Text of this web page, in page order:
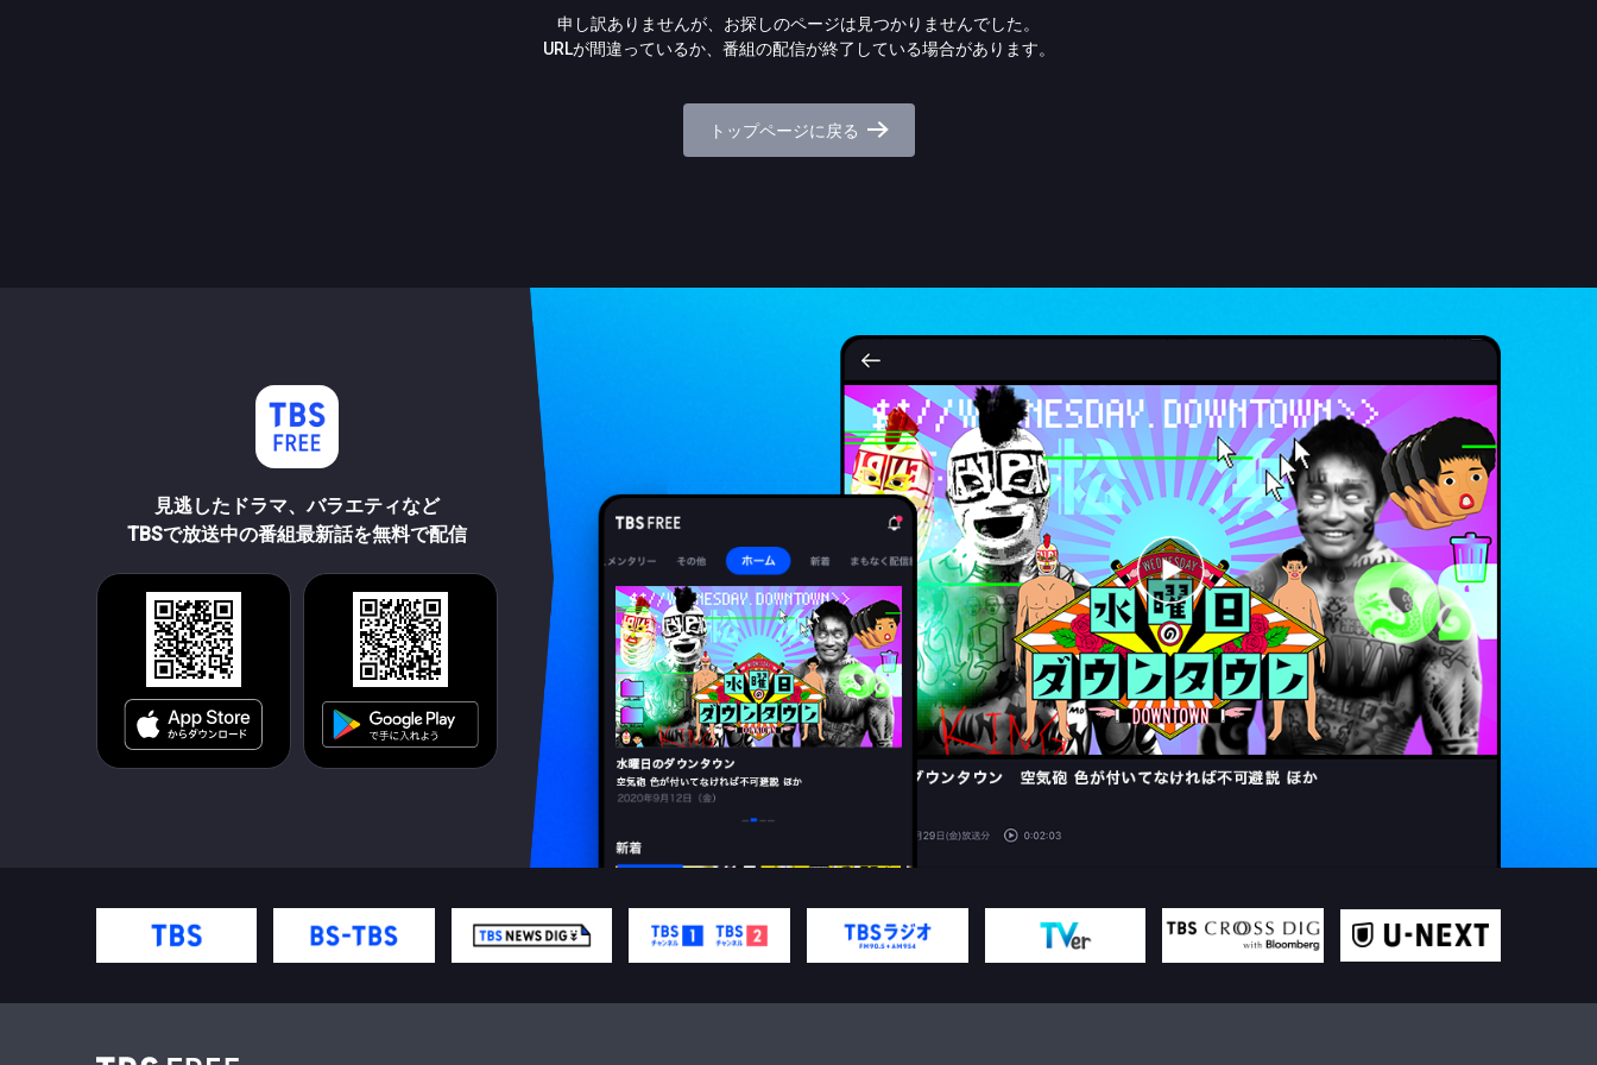
申し訳ありませんが、お探しのページは見つかりませんでした。
URLが間違っているか、番組の配信が終了している場合があります。
トップページに戻る
見逃したドラマ、バラエティなど
TBSで放送中の番組最新話を無料で配信